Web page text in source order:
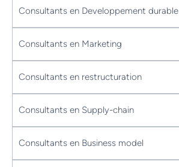
Consultants en Developpement durable
Consultants en Marketing
Consultants en restructuration
Consultants en Supply-chain
Consultants en Business model